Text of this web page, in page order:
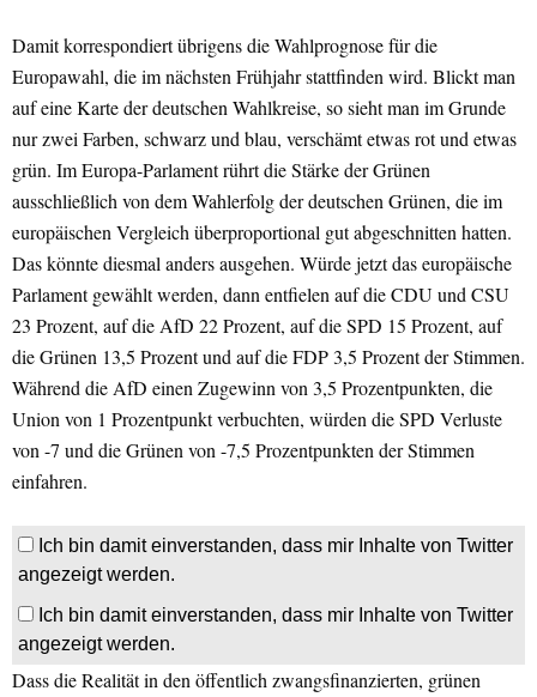
Damit korrespondiert übrigens die Wahlprognose für die
Europawahl, die im nächsten Frühjahr stattfinden wird. Blickt man
auf eine Karte der deutschen Wahlkreise, so sieht man im Grunde
nur zwei Farben, schwarz und blau, verschämt etwas rot und etwas
grün. Im Europa-Parlament rührt die Stärke der Grünen
ausschließlich von dem Wahlerfolg der deutschen Grünen, die im
europäischen Vergleich überproportional gut abgeschnitten hatten.
Das könnte diesmal anders ausgehen. Würde jetzt das europäische
Parlament gewählt werden, dann entfielen auf die CDU und CSU
23 Prozent, auf die AfD 22 Prozent, auf die SPD 15 Prozent, auf
die Grünen 13,5 Prozent und auf die FDP 3,5 Prozent der Stimmen.
Während die AfD einen Zugewinn von 3,5 Prozentpunkten, die
Union von 1 Prozentpunkt verbuchten, würden die SPD Verluste
von -7 und die Grünen von -7,5 Prozentpunkten der Stimmen
einfahren.
Ich bin damit einverstanden, dass mir Inhalte von Twitter
angezeigt werden.
Ich bin damit einverstanden, dass mir Inhalte von Twitter
angezeigt werden.
Dass die Realität in den öffentlich zwangsfinanzierten, grünen